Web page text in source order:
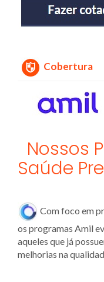
Cobertura
Nossos
Saúde
Com foco em
os programas Amil
aqueles que já
melhorias na